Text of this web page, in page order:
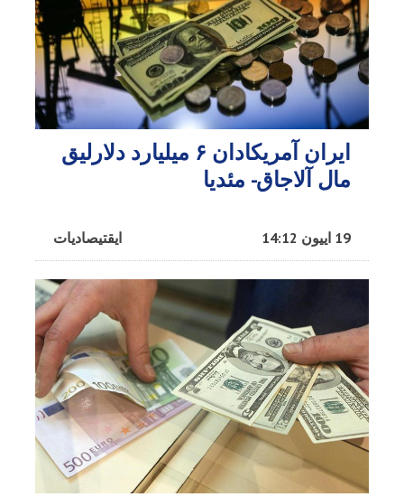
ایران آمریکادان ۶ میلیارد دلارلیق
مال آلاجاق- مئدیا
ایقتیصادیات 19 اییون 14:12